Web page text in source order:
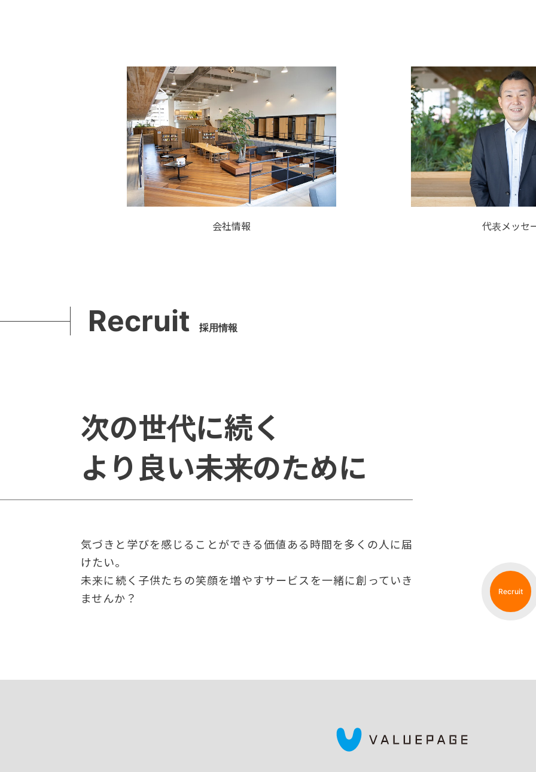
会社情報 代表メッセ
Recruit 採用情報
次の世代に続く
より良い未来のために
気づきと学びを感じることができる価値ある時間を多くの人に届
けたい。
未来に続く子供たちの笑顔を増やすサービスを一緒に創っていき
ませんか？
Recruit